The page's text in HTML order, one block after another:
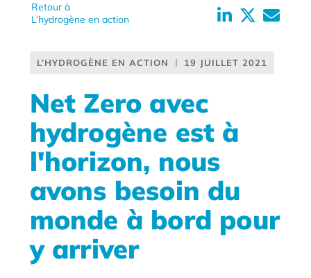
Retour à
L’hydrogène en action
L’HYDROGÈNE EN ACTION 19 JUILLET 2021
Net Zero avec
hydrogène est à
l'horizon, nous
avons besoin du
monde à bord pour
y arriver